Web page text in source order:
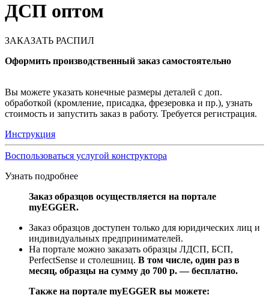
ДСП оптом
ЗАКАЗАТЬ РАСПИЛ
Оформить производственный заказ самостоятельно
Вы можете указать конечные размеры деталей с доп.
обработкой (кромление, присадка, фрезеровка и пр.), узнать
стоимость и запустить заказ в работу. Требуется регистрация.
Инструкция
Воспользоваться услугой конструктора
Узнать подробнее
Заказ образцов осуществляется на портале
myEGGER.
Заказ образцов доступен только для юридических лиц и
индивидуальных предпринимателей.
На портале можно заказать образцы ЛДСП, БСП,
PerfectSense и столешниц. В том числе, один раз в
месяц, образцы на сумму до 700 р. — бесплатно.
Также на портале myEGGER вы можете: